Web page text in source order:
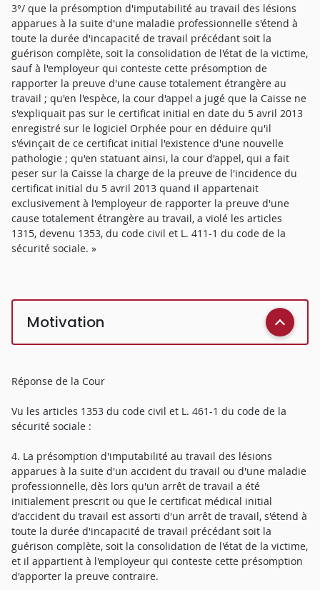
3°/ que la présomption d'imputabilité au travail des lésions
apparues à la suite d'une maladie professionnelle s'étend à
toute la durée d'incapacité de travail précédant soit la
guérison complète, soit la consolidation de l'état de la victime,
sauf à l'employeur qui conteste cette présomption de
rapporter la preuve d'une cause totalement étrangère au
travail ; qu'en l'espèce, la cour d'appel a jugé que la Caisse ne
s'expliquait pas sur le certificat initial en date du 5 avril 2013
enregistré sur le logiciel Orphée pour en déduire qu'il
s'évinçait de ce certificat initial l'existence d'une nouvelle
pathologie ; qu'en statuant ainsi, la cour d'appel, qui a fait
peser sur la Caisse la charge de la preuve de l'incidence du
certificat initial du 5 avril 2013 quand il appartenait
exclusivement à l'employeur de rapporter la preuve d'une
cause totalement étrangère au travail, a violé les articles
1315, devenu 1353, du code civil et L. 411-1 du code de la
sécurité sociale. »
Motivation
Réponse de la Cour
Vu les articles 1353 du code civil et L. 461-1 du code de la
sécurité sociale :
4. La présomption d'imputabilité au travail des lésions
apparues à la suite d'un accident du travail ou d'une maladie
professionnelle, dès lors qu'un arrêt de travail a été
initialement prescrit ou que le certificat médical initial
d'accident du travail est assorti d'un arrêt de travail, s'étend à
toute la durée d'incapacité de travail précédant soit la
guérison complète, soit la consolidation de l'état de la victime,
et il appartient à l'employeur qui conteste cette présomption
d'apporter la preuve contraire.